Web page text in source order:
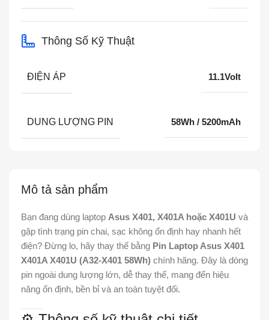
Mô tả sản phẩm
Bạn đang dùng laptop Asus X401, X401A hoặc X401U và
gặp tình trạng pin chai, sạc không ổn định hay nhanh hết
điện? Đừng lo, hãy thay thế bằng Pin Laptop Asus X401
X401A X401U (A32-X401 58Wh) chính hãng. Đây là dòng
pin ngoài dung lượng lớn, dễ thay thế, mang đến hiệu
năng ổn định, bền bỉ và an toàn tuyệt đối.
Thông Số Kỹ Thuật
ĐIỆN ÁP 11.1Volt
DUNG LƯỢNG PIN 58Wh / 5200mAh